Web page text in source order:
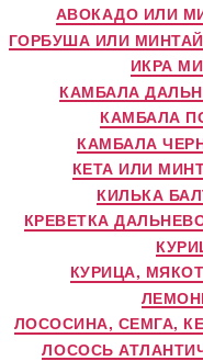
АВОКАДО ИЛИ
ГОРБУША ИЛИ МИНТАЙ
ИКРА
КАМБАЛА
КАМБАЛА
КАМБАЛА
КЕТА ИЛИ
КИЛЬКА
КРЕВЕТКА
КУРИЦА,
ЛОСОСИНА, СЕМГА,
ЛОСОСЬ